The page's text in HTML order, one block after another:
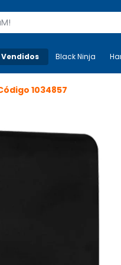
Mais-v-
Black Ninja
1034857